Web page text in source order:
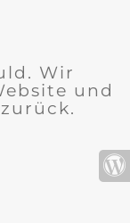
Wir
und